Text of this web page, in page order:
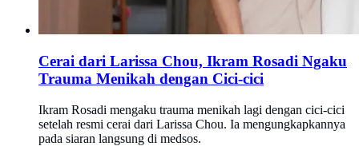
Cerai dari Larissa Chou, Ikram Rosadi Ngaku
Trauma Menikah dengan Cici-cici
Ikram Rosadi mengaku trauma menikah lagi dengan cici-cici
setelah resmi cerai dari Larissa Chou. Ia mengungkapkannya
pada siaran langsung di medsos.